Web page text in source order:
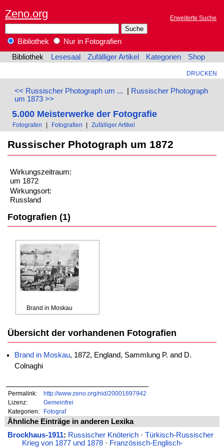
Zeno.org Erweiterte Suche
Bibliothek
Nur in Fotografien
Bibliothek
Lesesaal Zufälliger Artikel Kategorien Shop
DRUCKEN
<< Russischer Photograph um ... | Russischer Photograph
um 1873 >>
5.000 Meisterwerke der Fotografie
Fotografen | Fotografien | Zufälliger Artikel
Russischer Photograph um 1872
Wirkungszeitraum:
um 1872
Wirkungsort:
Russland
Fotografien (1)
Brand in Moskau
Übersicht der vorhandenen Fotografien
Brand in Moskau, 1872, England, Sammlung P. and D.
Colnaghi
Permalink:
http://www.zeno.org/nid/20001897942
Lizenz:
Gemeinfrei
Kategorien:
Fotograf
Ähnliche Einträge in anderen Lexika
Brockhaus-1911: Russischer Knöterich· Türkisch-Russischer
Krieg von 1877 und 1878· Französisch-Englisch-